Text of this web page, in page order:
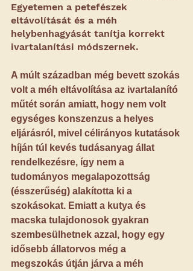
Egyetemen a petefészek
eltávolítását és a méh
helybenhagyását tanítja korrekt
ivartalanítási módszernek.
A múlt században még bevett szokás
volt a méh eltávolítása az ivartalanító
műtét során amiatt, hogy nem volt
egységes konszenzus a helyes
eljárásról, mivel célirányos kutatások
híján túl kevés tudásanyag állat
rendelkezésre, így nem a
tudományos megalapozottság
(ésszerűség) alakította ki a
szokásokat. Emiatt a kutya és
macska tulajdonosok gyakran
szembesülhetnek azzal, hogy egy
idősebb állatorvos még a
megszokás útján járva a méh